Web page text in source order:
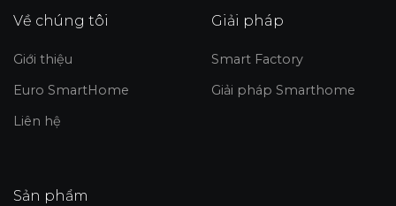
Về chúng tôi
Giới thiệu
Euro SmartHome
Liên hệ
Giải pháp
Smart Factory
Giải pháp Smarthome
Sản phẩm